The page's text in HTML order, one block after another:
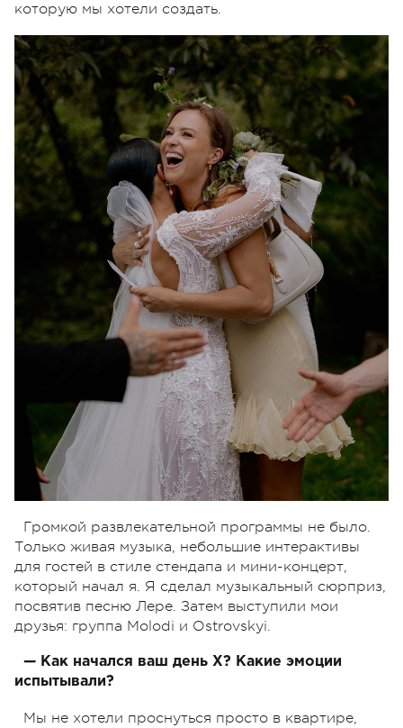
которую мы хотели создать.
Громкой развлекательной программы не было.
Только живая музыка, небольшие интерактивы
для гостей в стиле стендапа и мини-концерт,
который начал я. Я сделал музыкальный сюрприз,
посвятив песню Лере. Затем выступили мои
друзья: группа Molodi и Ostrovskyi.
— Как начался ваш день Х? Какие эмоции
испытывали?
Мы не хотели проснуться просто в квартире,